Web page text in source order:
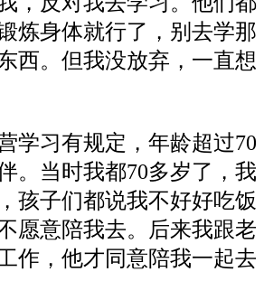
炼身体就行了，别去学那
西。但我没放弃，一直想
学习有规定，年龄超过70
。当时我都70多岁了，我
孩子们都说我不好好吃饭
愿意陪我去。后来我跟老
作，他才同意陪我一起去